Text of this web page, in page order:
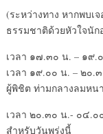
(ระหว่างทาง หากพบเ
ธรรมชาติด้วยหัวใจนัก
เวลา ๑๗.๓๐ น. – ๑๙.
เวลา ๑๙.๐๐ น. – ๒๐.
ผู้พิชิต ท่ามกลางลมหน
เวลา ๒๐.๓๐ น.- ๐๔.๐
สำหรับวันพรุ่งนี้